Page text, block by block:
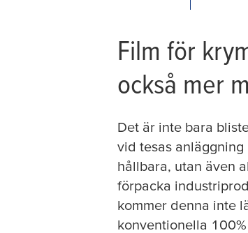
Film för
också mer
Det är inte bara
vid tesas
hållbara, utan även
förpacka
kommer denna inte
konventionella